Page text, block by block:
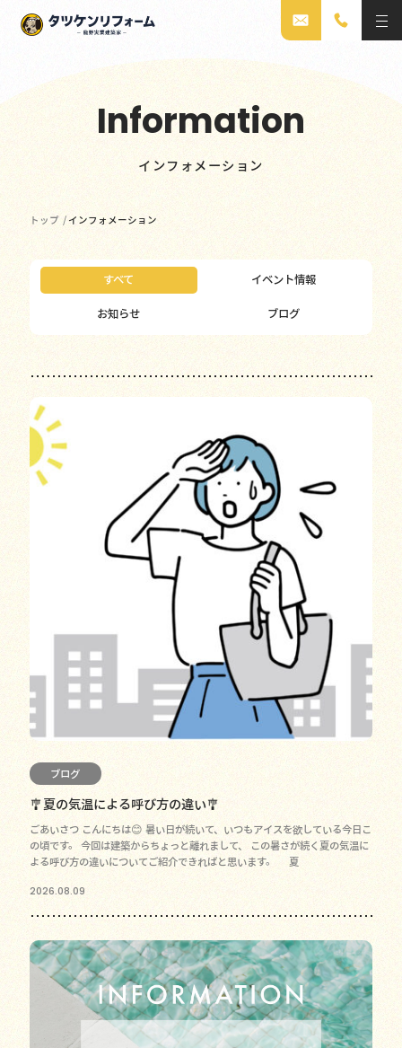
Information
インフォメーション
トップ / インフォメーション
すべて イベント情報
お知らせ ブログ
ブログ
🎐夏の気温による呼び方の違い🎐
ごあいさつ こんにちは😊 暑い日が続いて、いつもアイスを欲している今日こ
の頃です。 今回は建築からちょっと離れまして、 この暑さが続く夏の気温に
よる呼び方の違いについてご紹介できればと思います。 夏
2026.08.09